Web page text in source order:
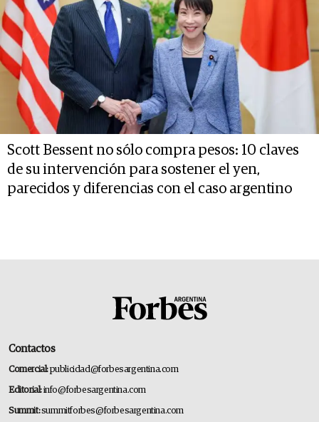
Scott Bessent no sólo compra pesos: 10 claves
de su intervención para sostener el yen,
parecidos y diferencias con el caso argentino
Contactos
Comercial:publicidad@forbesargentina.com
Editorial:info@forbesargentina.com
Summit:summitforbes@forbesargentina.com